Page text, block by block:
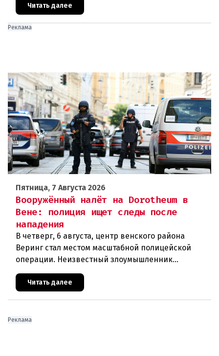
подверглась обстрелу, за которым
Читать далее
Реклама
Пятница, 7 Августа 2026
Вооружённый налёт на Dorotheum в
Вене: полиция ищет следы после
нападения
В четверг, 6 августа, центр венского района
Веринг стал местом масштабной полицейской
операции. Неизвестный злоумышленник
знаменитого аукционного дома Dorotheu
Читать далее
Реклама